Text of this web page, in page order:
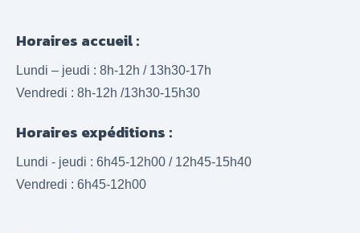
Horaires accueil :
Lundi – jeudi : 8h-12h / 13h30-17h
Vendredi : 8h-12h /13h30-15h30
Horaires expéditions :
Lundi - jeudi : 6h45-12h00 / 12h45-15h40
Vendredi : 6h45-12h00